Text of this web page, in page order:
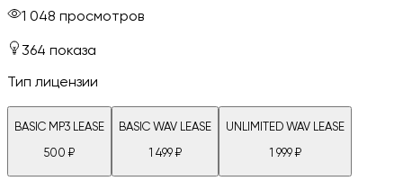
1 048 просмотров
364 показа
Тип лицензии
BASIC MP3 LEASE
500 ₽
BASIC WAV LEASE
1 499₽
UNLIMITED WAV LEASE
1 999₽